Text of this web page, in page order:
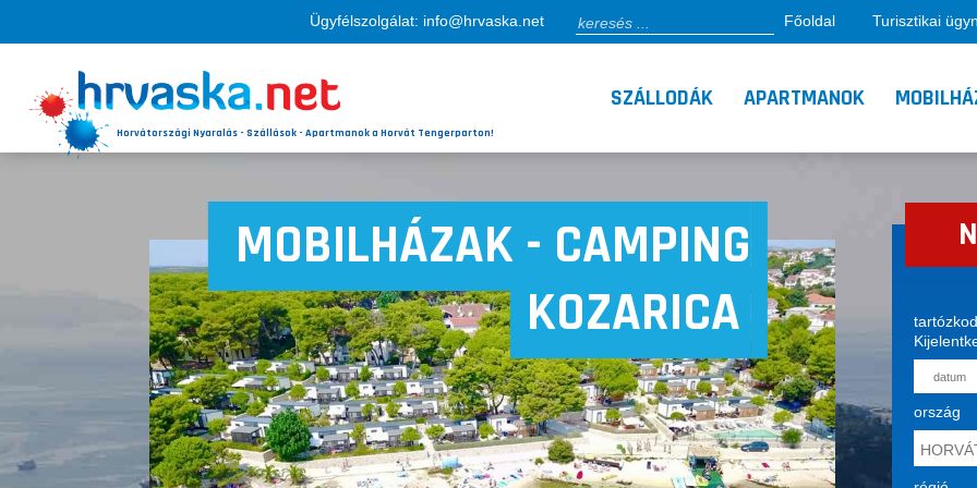
Horvátországi Nyaralás - Szállások - Apartmanok a Horvát Tengerparton!
SZÁLLODÁK APARTMANOK
Ügyfélszolgálat: info@hrvaska.net Főoldal Turisztikai
MOBILHÁZAK - CAMPING
KOZARICA
ország